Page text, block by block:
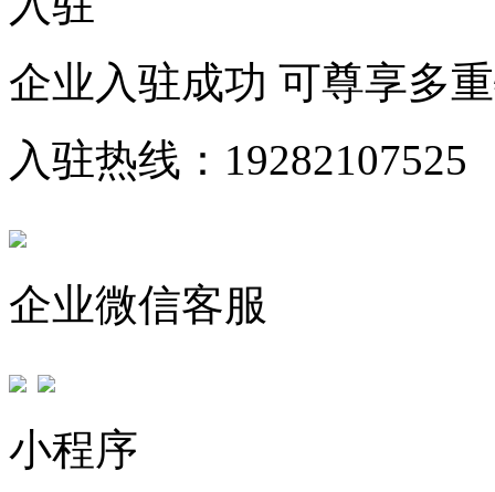
企业入驻成功 可尊享多
入驻热线：19282107525
企业微信客服
小程序